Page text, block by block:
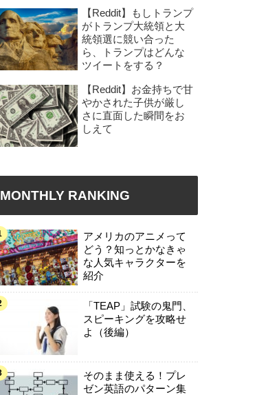
【Reddit】もしトランプ
がトランプ大統領と大
統領選に競い合った
ら、トランプはどんな
ツイートをする？
【Reddit】お金持ちで甘
やかされた子供が厳し
さに直面した瞬間をお
しえて
MONTHLY RANKING
アメリカのアニメって
どう？知っとかなきゃ
な人気キャラクターを
紹介
「TEAP」試験の鬼門、
スピーキングを攻略せ
よ（後編）
そのまま使える！プレ
ゼン英語のパターン集